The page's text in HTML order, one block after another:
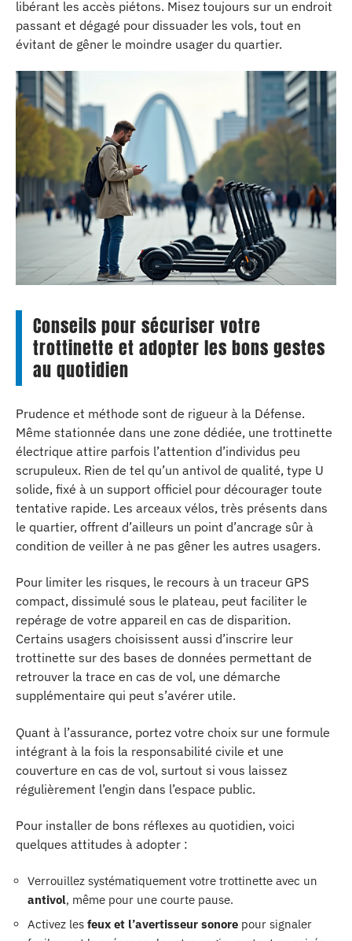
libérant les accès piétons. Misez toujours sur un endroit
passant et dégagé pour dissuader les vols, tout en
évitant de gêner le moindre usager du quartier.
Conseils pour sécuriser votre
trottinette et adopter les bons gestes
au quotidien
Prudence et méthode sont de rigueur à la Défense.
Même stationnée dans une zone dédiée, une trottinette
électrique attire parfois l’attention d’individus peu
scrupuleux. Rien de tel qu’un antivol de qualité, type U
solide, fixé à un support officiel pour décourager toute
tentative rapide. Les arceaux vélos, très présents dans
le quartier, offrent d’ailleurs un point d’ancrage sûr à
condition de veiller à ne pas gêner les autres usagers.
Pour limiter les risques, le recours à un traceur GPS
compact, dissimulé sous le plateau, peut faciliter le
repérage de votre appareil en cas de disparition.
Certains usagers choisissent aussi d’inscrire leur
trottinette sur des bases de données permettant de
retrouver la trace en cas de vol, une démarche
supplémentaire qui peut s’avérer utile.
Quant à l’assurance, portez votre choix sur une formule
intégrant à la fois la responsabilité civile et une
couverture en cas de vol, surtout si vous laissez
régulièrement l’engin dans l’espace public.
Pour installer de bons réflexes au quotidien, voici
quelques attitudes à adopter :
Verrouillez systématiquement votre trottinette avec un
antivol, même pour une courte pause.
Activez les feux et l’avertisseur sonore pour signaler